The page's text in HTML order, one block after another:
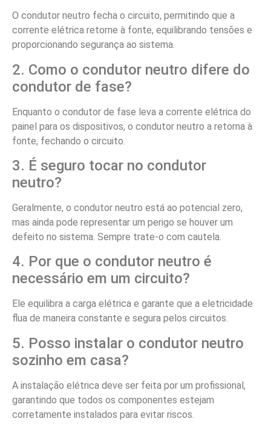
O condutor neutro fecha o circuito, permitindo que a
corrente elétrica retorne à fonte, equilibrando tensões e
proporcionando segurança ao sistema.
2. Como o condutor neutro difere do
condutor de fase?
Enquanto o condutor de fase leva a corrente elétrica do
painel para os dispositivos, o condutor neutro a retorna à
fonte, fechando o circuito.
3. É seguro tocar no condutor
neutro?
Geralmente, o condutor neutro está ao potencial zero,
mas ainda pode representar um perigo se houver um
defeito no sistema. Sempre trate-o com cautela.
4. Por que o condutor neutro é
necessário em um circuito?
Ele equilibra a carga elétrica e garante que a eletricidade
flua de maneira constante e segura pelos circuitos.
5. Posso instalar o condutor neutro
sozinho em casa?
A instalação elétrica deve ser feita por um profissional,
garantindo que todos os componentes estejam
corretamente instalados para evitar riscos.